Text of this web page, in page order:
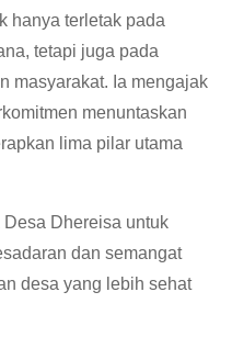
hanya terletak pada
tetapi juga pada
masyarakat. Ia mengajak
menuntaskan
lima pilar utama
Dhereisa untuk
dan semangat
desa yang lebih sehat